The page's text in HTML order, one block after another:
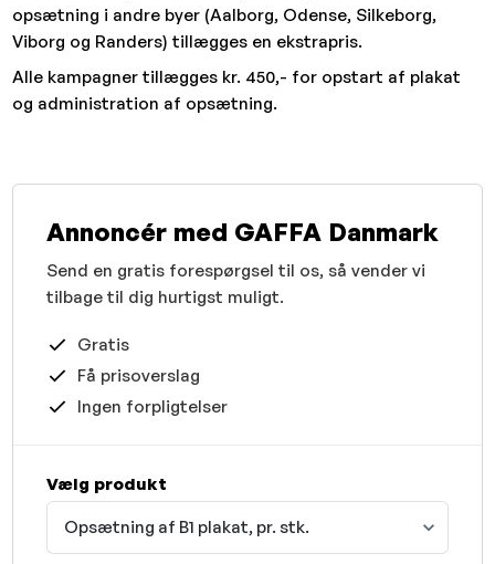
opsætning i andre byer (Aalborg, Odense, Silkeborg,
Viborg og Randers) tillægges en ekstrapris.
Alle kampagner tillægges kr. 450,- for opstart af plakat
og administration af opsætning.
Annoncér med GAFFA Danmark
Send en gratis forespørgsel til os, så vender vi
tilbage til dig hurtigst muligt.
Gratis
Få prisoverslag
Ingen forpligtelser
Vælg produkt
Opsætning af B1 plakat, pr. stk.